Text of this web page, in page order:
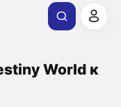
World к